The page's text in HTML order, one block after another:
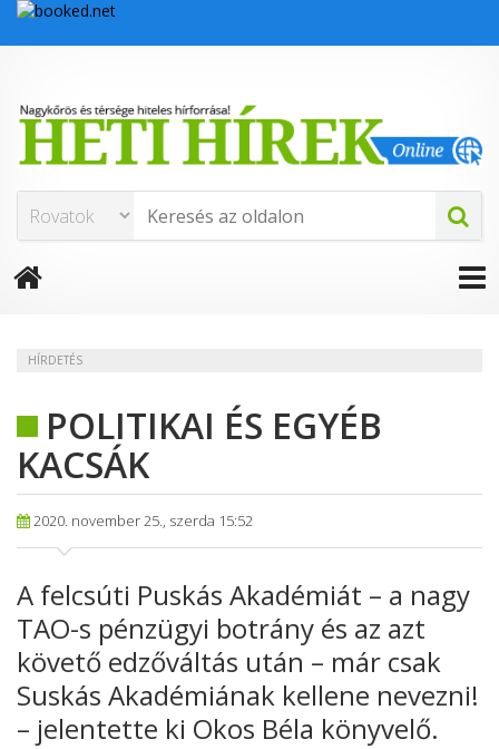
HÍRDETÉS
POLITIKAI ÉS EGYÉB
KACSÁK
2020. november 25., szerda 15:52
A felcsúti Puskás Akadémiát – a nagy
TAO-s pénzügyi botrány és az azt
követő edzőváltás után – már csak
Suskás Akadémiának kellene nevezni!
– jelentette ki Okos Béla könyvelő.